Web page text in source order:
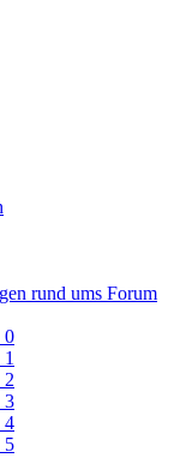
rund ums Forum
0
2
3
4
5